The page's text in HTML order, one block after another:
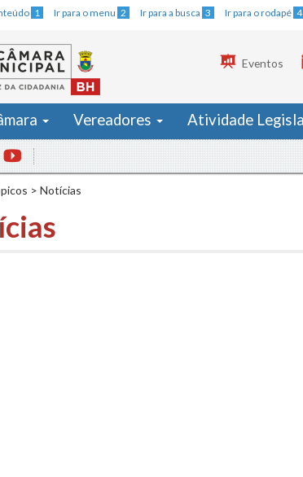
1 Ir para o menu 2 Ir para a busca 3 Ir para o rodapé 4
Eventos
Vereadores Atividade
> Notícias